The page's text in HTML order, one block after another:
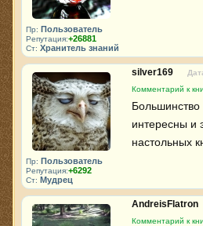
Пр: Пользователь
Репутация:+26881
Ст: Хранитель знаний
Пр: Пользователь
Репутация:+6292
Ст: Мудрец
silver169
Комментарий к
интересны и
настольных
AndreisFlatron
Комментарий к